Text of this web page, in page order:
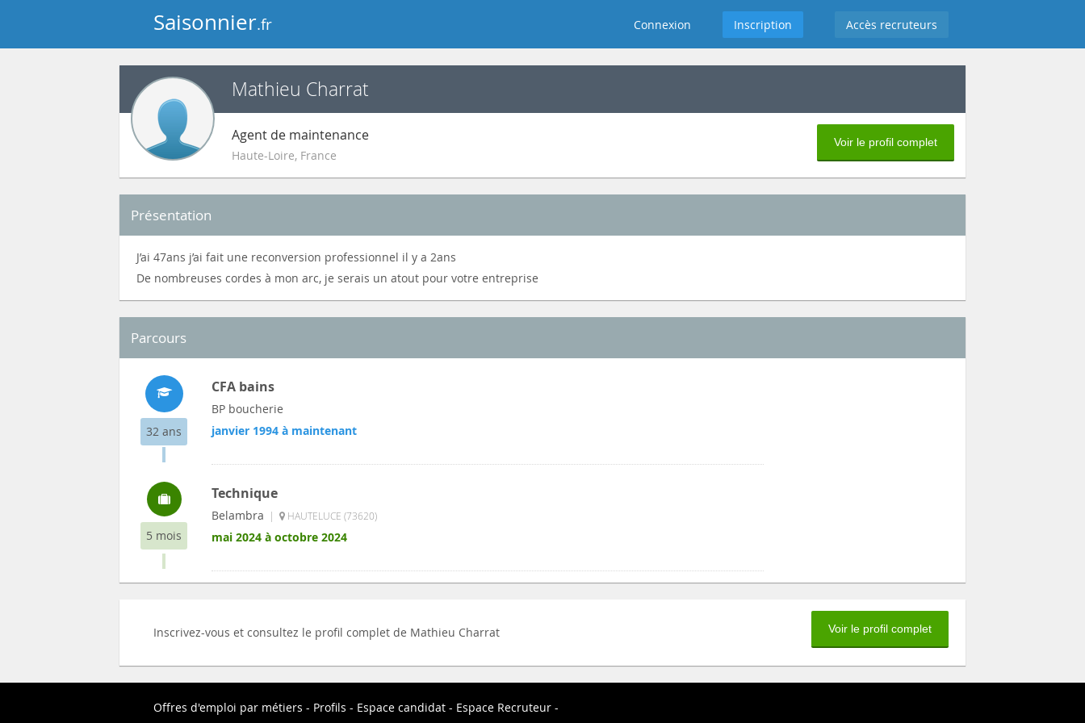
Saisonnier.fr Connexion Inscription Accès recruteurs
Mathieu Charrat
Agent de maintenance
Haute-Loire, France
Voir le profil complet
Présentation
J’ai 47ans j’ai fait une reconversion professionnel il y a 2ans
De nombreuses cordes à mon arc, je serais un atout pour votre entreprise
Parcours
32 ans
CFA bains
BP boucherie
janvier 1994 à maintenant
5 mois
Technique
Belambra | HAUTELUCE (73620)
mai 2024 à octobre 2024
Inscrivez-vous et consultez le profil complet de Mathieu Charrat Voir le profil complet
Offres d'emploi par métiers Profils Espace candidat Espace Recruteur